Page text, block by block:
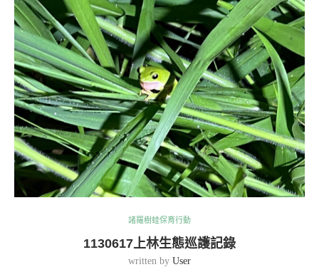
諸羅樹蛙保育行動
1130617上林生態巡護記錄
written by User